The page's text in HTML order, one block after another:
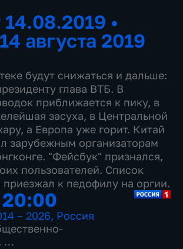
•
августа 2019
будут снижаться и дальше:
глава ВТБ. В
приближается к пику, в
засуха, в Центральной
а Европа уже горит. Китай
зарубежным организаторам
"Фейсбук" признался,
пользователей. Список
к педофилу на оргии.
20:00
– 2026, Россия